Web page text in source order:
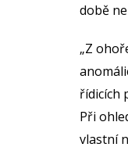
době
„Z
řídicích
Při
vlastní